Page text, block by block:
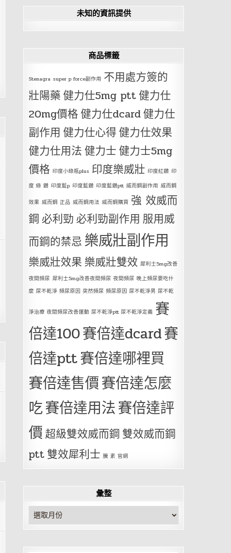
未知的資訊提供
商品標籤
Stenagra super p force副作用 不用處方簽的
壯陽藥健力仕5mg ptt健力仕
20mg價格健力仕dcard健力仕
副作用 健力仕心得健力仕效果
健力仕用法健力士健力士5mg
價格 印度小綠瓶plus 印度樂威壯 印度紅鑽 印
度 綠 鑽 印度藍p 印度藍鑽 印度藍鑽ptt 威而鋼副作用 威而鋼
效果 威而鋼 正品 威而鋼用法 威而鋼購買 強 效威而
鋼 必利勁 必利勁副作用 服用威
而鋼的禁忌 樂威壯副作用
樂威壯效果 樂威壯雙效 犀利士5mg改善
夜間頻尿 犀利士5mg改善夜間頻尿 夜間頻尿 晚上頻尿要吃什
麼 尿不乾淨 頻尿原因 突然頻尿 頻尿原因 尿不乾淨男 尿不乾
淨治療 夜間頻尿改善運動 尿不乾淨ptt 尿不乾淨定義 賽
倍達100賽倍達dcard賽
倍達ptt賽倍達哪裡買
賽倍達售價賽倍達怎麼
吃賽倍達用法賽倍達評
價超級雙效威而鋼 雙效威而鋼
ptt 雙效犀利士 騰 素 官網
彙整
彙
整